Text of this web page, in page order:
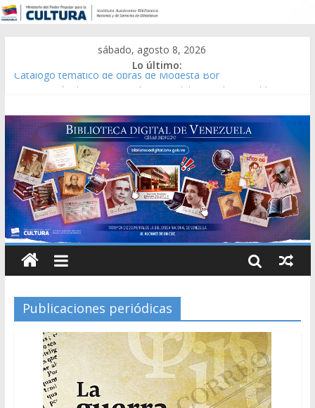
sábado, agosto 8, 2026
Lo último:
Catálogo temático de obras de Modesta Bor
Una Parálisis [material gráfico]
Modesta Bor Sánchez [material gráfico]
Gaceta Oficial de la República de Venezuela año CXXXIII Mes V,
Caracas 09 de marzo de 2006 N° 38.394
Publicaciones periódicas